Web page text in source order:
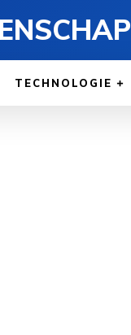
TECHNOLOGIE